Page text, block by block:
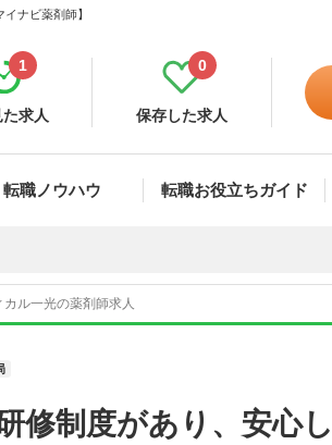
ナビ薬剤師】
求人
1
保存した求人
0
転職ノウハウ 転職お役立ちガイド
ル一光の薬剤師求人
修制度があり、安心